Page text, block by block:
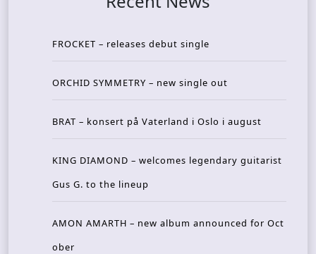
FROCKET – releases debut single
ORCHID SYMMETRY – new single out
BRAT – konsert på Vaterland i Oslo i august
KING DIAMOND – welcomes legendary guitarist
Gus G. to the lineup
AMON AMARTH – new album announced for Oct
ober